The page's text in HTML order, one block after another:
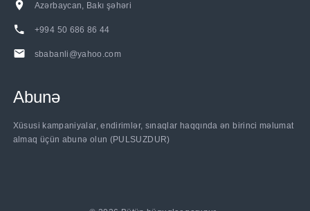
Azərbaycan, Bakı şəhəri
+994 50 686 86 44
sbabanli@yahoo.com
Abunə
Xüsusi kampaniyalar, endirimlər, sınaqlar haqqında ən birinci məlumat
almaq üçün abunə olun (PULSUZDUR)